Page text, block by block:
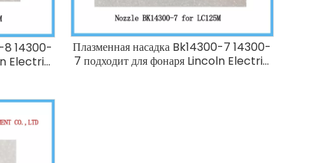
8 14300-
Electric
Плазменная насадка Bk14300-7 14300-
7 подходит для фонаря Lincoln Electric